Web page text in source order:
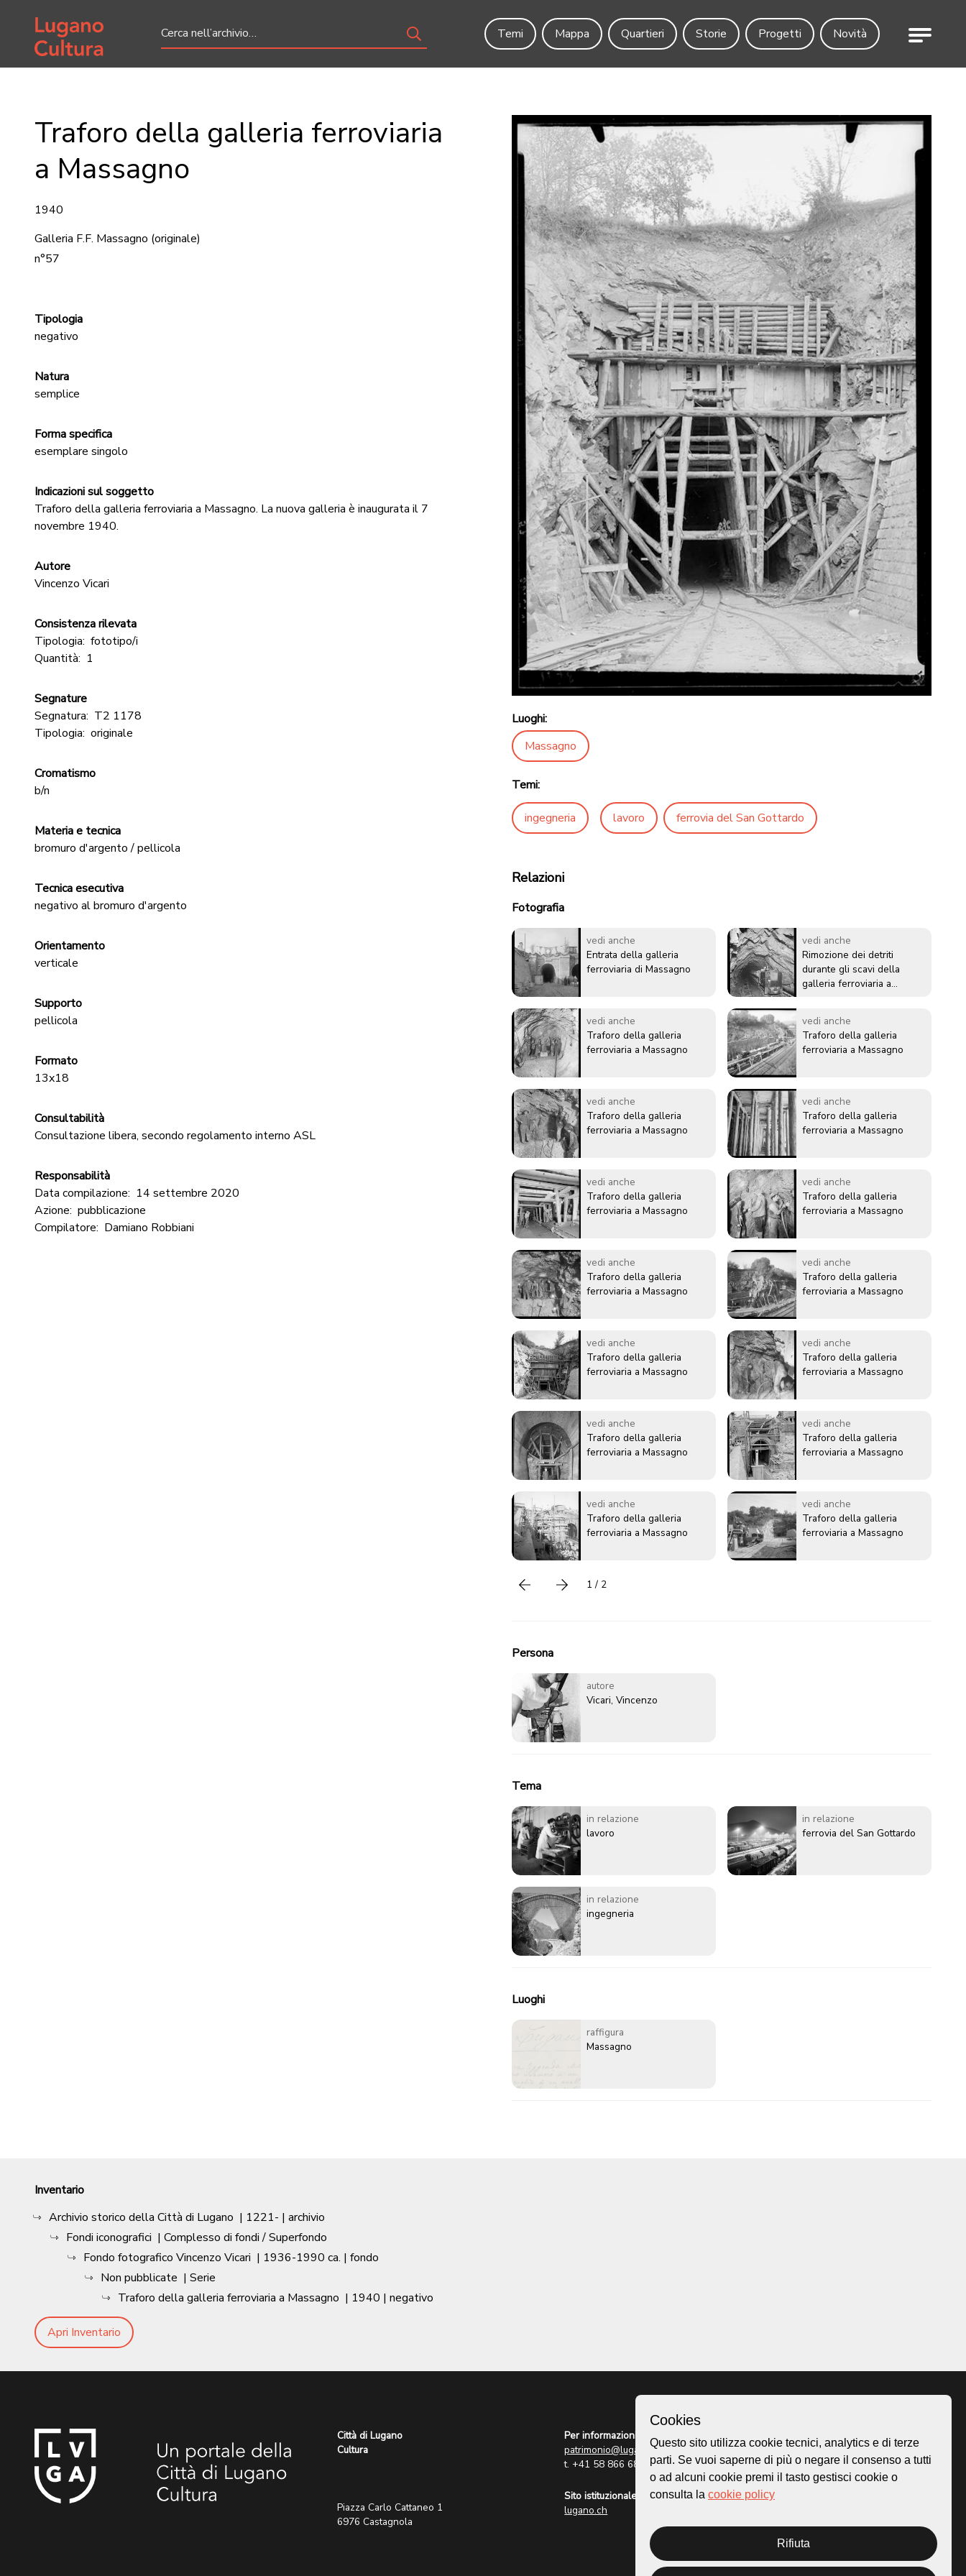
Home page
Temi
Mappa Quartieri Storie Progetti Novità Menu
Traforo della galleria ferroviaria
a Massagno
1940
Galleria F.F. Massagno (originale)
n°57
Tipologia
negativo
Natura
semplice
Forma specifica
esemplare singolo
Indicazioni sul soggetto
Traforo della galleria ferroviaria a Massagno. La nuova galleria è inaugurata il 7
novembre 1940.
Autore
Vincenzo Vicari
Consistenza rilevata
Tipologia: fototipo/i
Quantità: 1
Segnature
Segnatura: T2 1178
Tipologia: originale
Cromatismo
b/n
Materia e tecnica
bromuro d'argento / pellicola
Tecnica esecutiva
negativo al bromuro d'argento
Orientamento
verticale
Supporto
pellicola
Formato
13x18
Consultabilità
Consultazione libera, secondo regolamento interno ASL
Responsabilità
Data compilazione: 14 settembre 2020
Azione: pubblicazione
Compilatore: Damiano Robbiani
Luoghi:
Massagno
Temi:
ingegneria lavoro ferrovia del San Gottardo
Relazioni
Fotografia
vedi anche
Entrata della galleria
ferroviaria di Massagno
vedi anche
Rimozione dei detriti
durante gli scavi della
galleria ferroviaria a
vedi anche
Traforo della galleria
ferroviaria a Massagno
vedi anche
Traforo della galleria
ferroviaria a Massagno
vedi anche
Traforo della galleria
ferroviaria a Massagno
vedi anche
Traforo della galleria
ferroviaria a Massagno
vedi anche
Traforo della galleria
ferroviaria a Massagno
vedi anche
Traforo della galleria
ferroviaria a Massagno
vedi anche
Traforo della galleria
ferroviaria a Massagno
vedi anche
Traforo della galleria
ferroviaria a Massagno
vedi anche
Traforo della galleria
ferroviaria a Massagno
vedi anche
Traforo della galleria
ferroviaria a Massagno
vedi anche
Traforo della galleria
ferroviaria a Massagno
vedi anche
Traforo della galleria
ferroviaria a Massagno
vedi anche
Traforo della galleria
ferroviaria a Massagno
vedi anche
Traforo della galleria
ferroviaria a Massagno
Precedentesuccessivo
1 / 2
Persona
autore
Vicari, Vincenzo
Tema
in relazione
lavoro
in relazione
ferrovia del San Gottardo
in relazione
ingegneria
Luoghi
raffigura
Massagno
Inventario
Archivio storico della Città di Lugano | 1221- | archivio
Fondi iconografici | Complesso di fondi / Superfondo
Fondo fotografico Vincenzo Vicari | 1936-1990 ca. | fondo
Non pubblicate | Serie
Traforo della galleria ferroviaria a Massagno | 1940 | negativo
Apri Inventario
Città di Lugano
Cultura
Piazza Carlo Cattaneo 1
6976 Castagnola
Per informazioni:
patrimonio@lugano.ch
t. +41 58 866 68 50
Sito istituzionale:
lugano.ch
Homepage
Mappa
Storie
Cookies
Questo sito utilizza cookie tecnici, analytics e di terze
parti. Se vuoi saperne di più o negare il consenso a tutti
o ad alcuni cookie premi il tasto gestisci cookie o
consulta la cookie policy
Rifiuta